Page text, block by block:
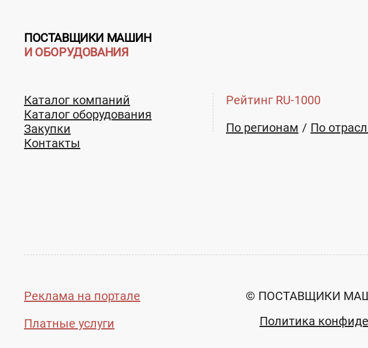
ПОСТАВЩИКИ МАШИН
И ОБОРУДОВАНИЯ
Каталог компаний
Каталог оборудования
Закупки
Контакты
Рейтинг RU-1000
По регионам
По
Реклама на портале
Платные услуги
© ПОСТАВЩИКИ
Политика